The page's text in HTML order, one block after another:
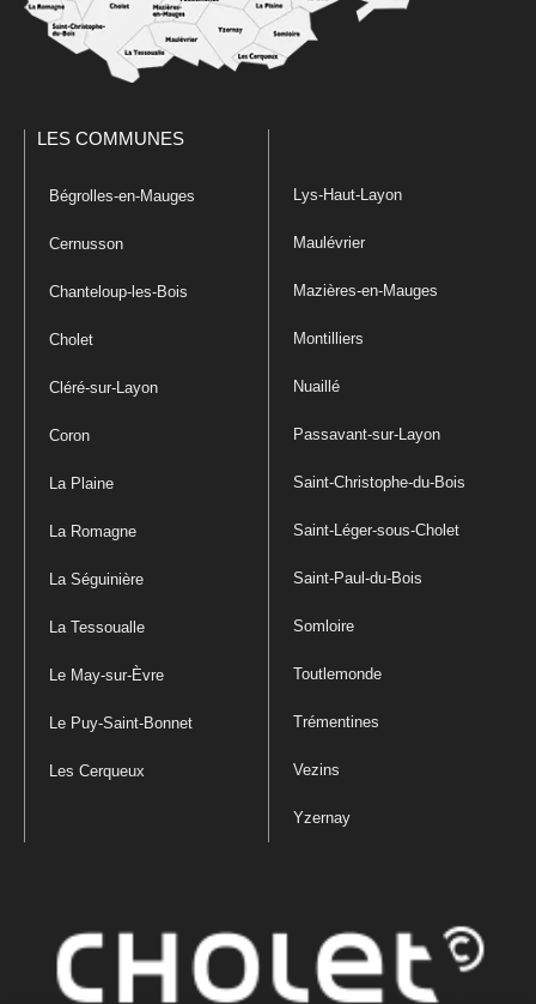
LES COMMUNES
Bégrolles-en-Mauges
Cernusson
Chanteloup-les-Bois
Cholet
Cléré-sur-Layon
Coron
La Plaine
La Romagne
La Séguinière
La Tessoualle
Le May-sur-Èvre
Le Puy-Saint-Bonnet
Les Cerqueux
Lys-Haut-Layon
Maulévrier
Mazières-en-Mauges
Montilliers
Nuaillé
Passavant-sur-Layon
Saint-Christophe-du-Bois
Saint-Léger-sous-Cholet
Saint-Paul-du-Bois
Somloire
Toutlemonde
Trémentines
Vezins
Yzernay